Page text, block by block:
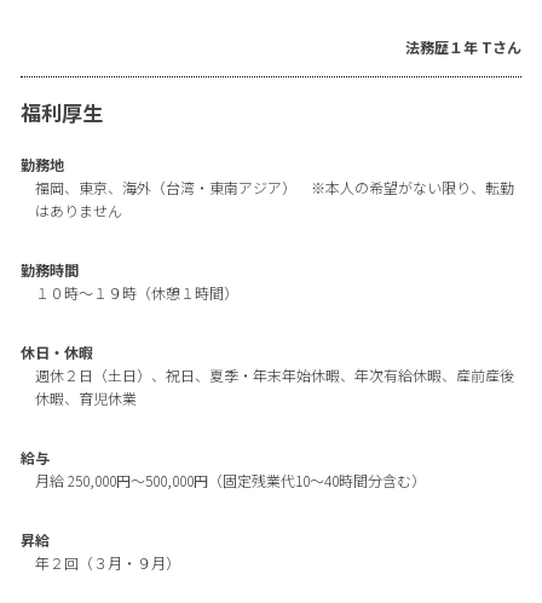
法務歴１年 Tさん
福利厚生
勤務地
福岡、東京、海外（台湾・東南アジア） ※本人の希望がない限り、転勤
はありません
勤務時間
１０時〜１９時（休憩１時間）
休日・休暇
週休２日（土日）、祝日、夏季・年末年始休暇、年次有給休暇、産前産後
休暇、育児休業
給与
月給 250,000円〜500,000円（固定残業代10〜40時間分含む）
昇給
年２回（３月・９月）